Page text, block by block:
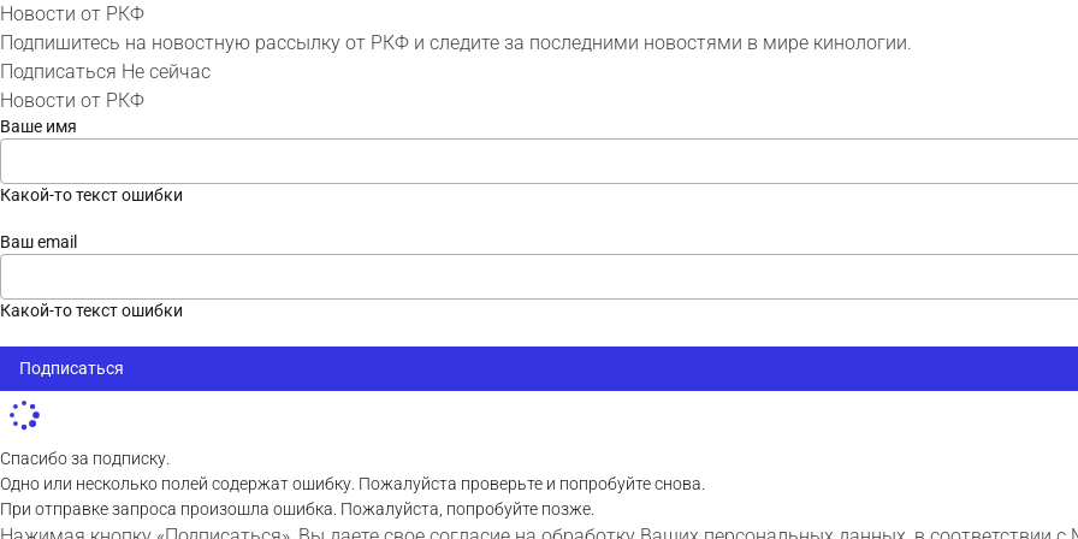
Новости от РКФ
Подпишитесь на новостную рассылку от РКФ и следите за последними новостями в мире кинологии.
Подписаться Не сейчас
Новости от РКФ
Ваше имя
Какой-то текст ошибки
Ваш email
Какой-то текст ошибки
Подписаться
Спасибо за подписку.
Одно или несколько полей содержат ошибку. Пожалуйста проверьте и попробуйте снова.
При отправке запроса произошла ошибка. Пожалуйста, попробуйте позже.